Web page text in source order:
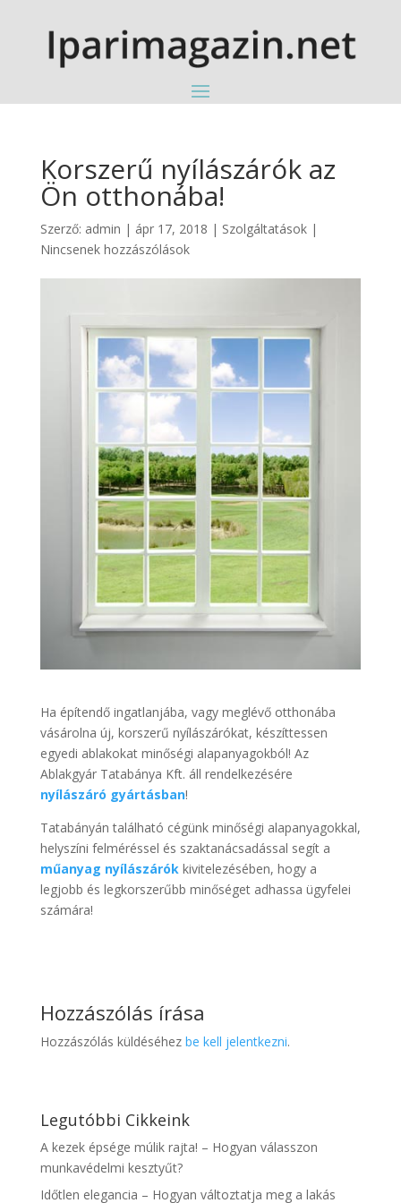
Korszerű nyílászárók az
Ön otthonába!
Szerző: admin | ápr 17, 2018 | Szolgáltatások|
Nincsenek hozzászólások
Ha építendő ingatlanjába, vagy meglévő otthonába
vásárolna új, korszerű nyílászárókat, készíttessen
egyedi ablakokat minőségi alapanyagokból! Az
Ablakgyár Tatabánya Kft. áll rendelkezésére
nyílászáró gyártásban!
Tatabányán található cégünk minőségi alapanyagokkal,
helyszíni felméréssel és szaktanácsadással segít a
műanyag nyílászárókkivitelezésében, hogy a
legjobb és legkorszerűbb minőséget adhassa ügyfelei
számára!
Hozzászólás írása
Hozzászólás küldéséhez be kell jelentkezni.
Legutóbbi Cikkeink
A kezek épsége múlik rajta! – Hogyan válasszon
munkavédelmi kesztyűt?
Időtlen elegancia – Hogyan változtatja meg a lakás